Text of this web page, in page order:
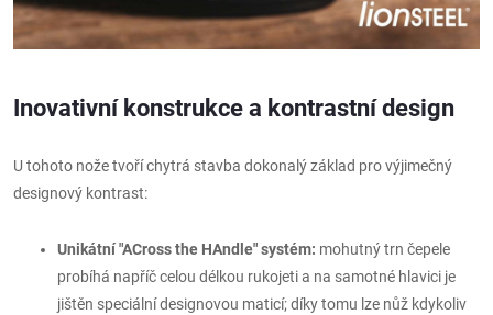
Inovativní konstrukce a kontrastní design
U tohoto nože tvoří chytrá stavba dokonalý základ pro výjimečný
designový kontrast:
Unikátní "ACross the HAndle" systém: mohutný trn čepele
probíhá napříč celou délkou rukojeti a na samotné hlavici je
jištěn speciální designovou maticí; díky tomu lze nůž kdykoliv